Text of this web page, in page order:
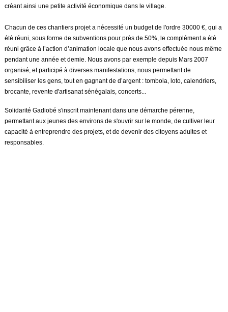
créant ainsi une petite activité économique dans le village.
Chacun de ces chantiers projet a nécessité un budget de l'ordre 30000 €, qui a
été réuni, sous forme de subventions pour près de 50%, le complément a été
réuni grâce à l’action d’animation locale que nous avons effectuée nous même
pendant une année et demie. Nous avons par exemple depuis Mars 2007
organisé, et participé à diverses manifestations, nous permettant de
sensibiliser les gens, tout en gagnant de d’argent : tombola, loto, calendriers,
brocante, revente d'artisanat sénégalais, concerts...
Solidarité Gadiobé s'inscrit maintenant dans une démarche pérenne,
permettant aux jeunes des environs de s'ouvrir sur le monde, de cultiver leur
capacité à entreprendre des projets, et de devenir des citoyens adultes et
responsables.